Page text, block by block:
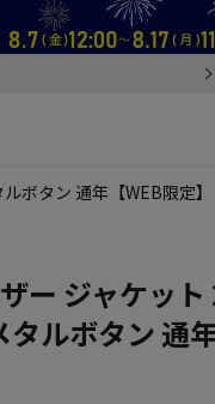
ボタン 通年【WEB限定
ー ジャケッ
ルボタン 通